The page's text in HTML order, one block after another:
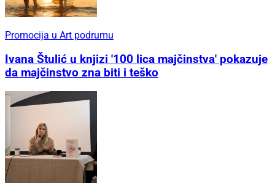
Promocija u Art podrumu
Ivana Štulić u knjizi '100 lica majčinstva' pokazuje
da majčinstvo zna biti i teško